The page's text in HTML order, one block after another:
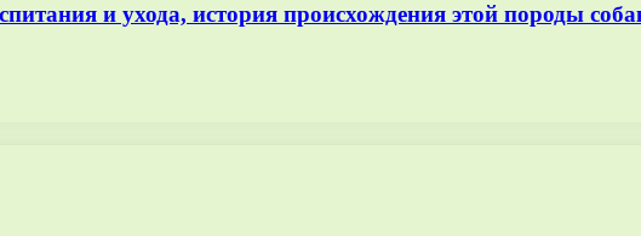
и ухода, история происхождения этой породы